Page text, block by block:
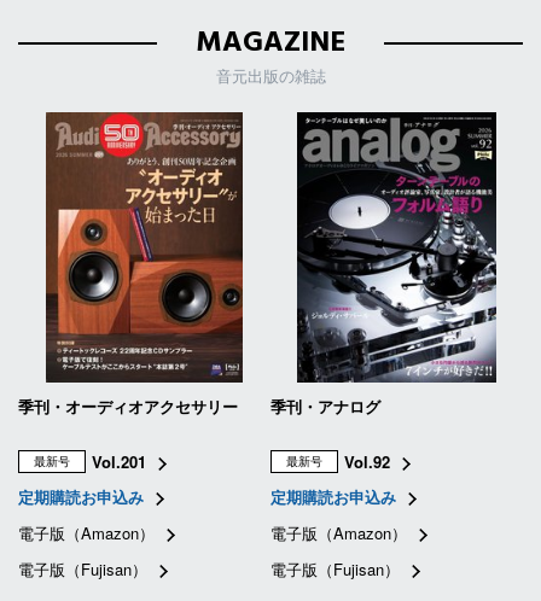
MAGAZINE
音元出版の雑誌
季刊・オーディオアクセサリー
最新号
Vol.201
定期購読お申込み
電子版（Amazon）
電子版（Fujisan）
季刊・アナログ
最新号
Vol.92
定期購読お申込み
電子版（Amazon）
電子版（Fujisan）